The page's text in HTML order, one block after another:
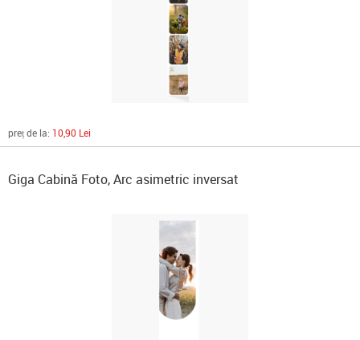
preț de la: 10,90 Lei
Giga Cabină Foto, Arc asimetric inversat